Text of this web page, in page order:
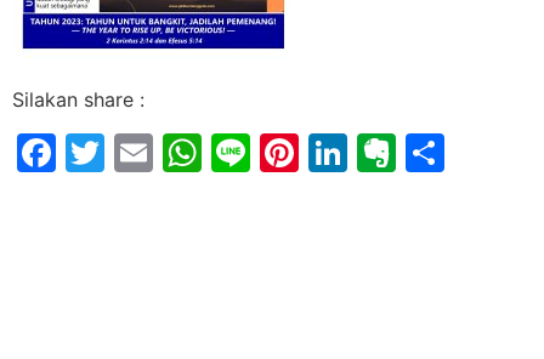
Silakan share :
Facebook
Twitter
EmailWhatsApp
LinePinterest
LinkedIn